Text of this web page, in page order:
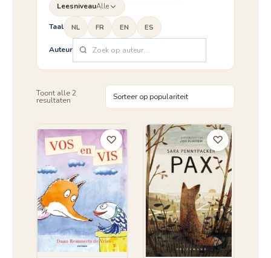
LeesniveauAlle
Taal NL FR EN ES
Auteur
Toont alle 2
resultaten
♡ ♡